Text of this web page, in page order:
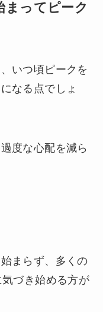
まってピーク
いつ頃ピークを
なる点でしょ
度な心配を減ら
まらず、多くの
づき始める方が